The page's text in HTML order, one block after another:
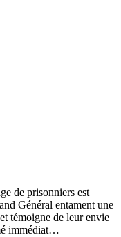
de prisonniers est
Général entament une
témoigne de leur envie
immédiat…